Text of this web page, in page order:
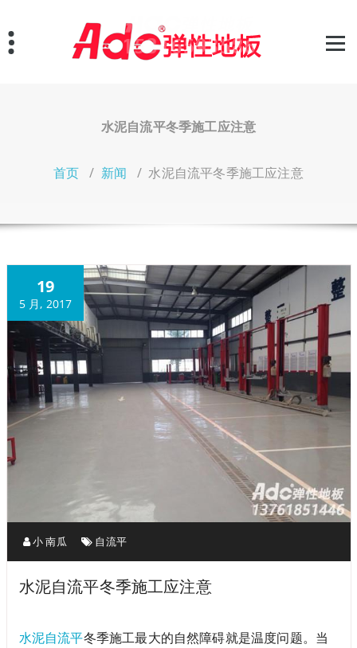
至
正
水泥自流平冬季施工应注意
首页 / 新闻 /水泥自流平冬季施工应注意
19
5 月, 2017
小 南瓜 自流平
水泥自流平冬季施工应注意
水泥自流平冬季施工最大的自然障碍就是温度问题。当